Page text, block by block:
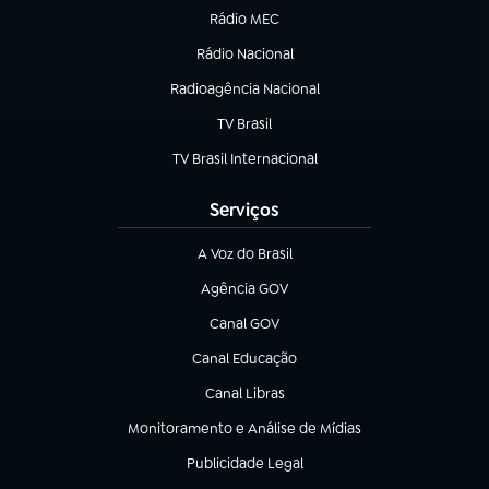
Rádio MEC
(abre em nova aba)
Rádio Nacional
Radioagência Nacional
(abre em nova aba)
TV Brasil
(abre em nova aba)
TV Brasil Internacional
(abre em nova aba)
Serviços
A Voz do Brasil
(abre em nova aba)
Agência GOV
(abre em nova aba)
Canal GOV
(abre em nova aba)
Canal Educação
(abre em nova aba)
Canal Libras
(abre em nova aba)
Monitoramento e Análise de Mídias
(abre em nova aba)
Publicidade Legal
(abre em nova aba)